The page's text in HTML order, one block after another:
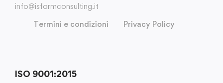
info@isformconsulting.it
Termini e condizioni
Privacy Policy
ISO 9001:2015